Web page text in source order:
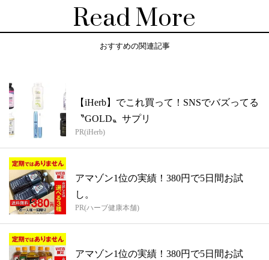
Read More
おすすめの関連記事
【iHerb】でこれ買って！SNSでバズってる
〝GOLD〟サプリ
PR(iHerb)
アマゾン1位の実績！380円で5日間お試
し。
PR(ハーブ健康本舗)
アマゾン1位の実績！380円で5日間お試